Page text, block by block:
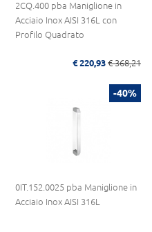
2CQ.400 pba Maniglione in
Acciaio Inox AISI 316L con
Profilo Quadrato
€ 220,93 € 368,21
-40%
0IT.152.0025 pba Maniglione in
Acciaio Inox AISI 316L